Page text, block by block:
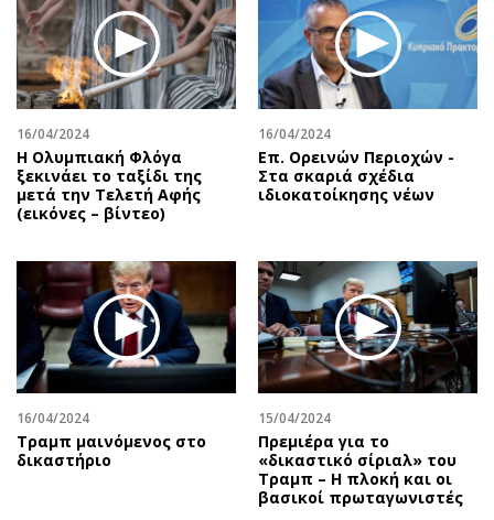
Real Estate
Επιχειρήσεις
Αγορές
Money Review
AstroBank Properties
Trends
Ενέργεια
Περιβάλλον
Ελλάδα
Κόσμος
Παράξενα
Πολιτισμός
Σινεμά
Θέατρο-Χορός
Οικονομία
Γενικά
Αναδρομές
Πρόσωπα
Περιβάλλον
Good Life
Γυναίκα
Ταξίδια
Συνταγές
Έξοδος
Media
Εκπομπές
Wine routes
Podcasts
Uncut
16/04/2024
Η Ολυμπιακή Φλόγα
ξεκινάει το ταξίδι της
μετά την Τελετή Αφής
(εικόνες – βίντεο)
16/04/2024
Επ. Ορεινών Περιοχών -
Στα σκαριά σχέδια
ιδιοκατοίκησης νέων
16/04/2024
Τραμπ μαινόμενος στο
δικαστήριο
15/04/2024
Πρεμιέρα για το
«δικαστικό σίριαλ» του
Τραμπ – Η πλοκή και οι
βασικοί πρωταγωνιστές